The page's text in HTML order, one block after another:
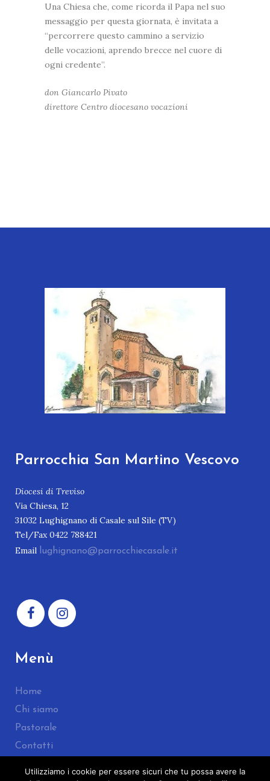
Una Chiesa che, come ricorda il Papa nel suo
messaggio per questa giornata, è invitata a
“percorrere questo cammino a servizio
delle vocazioni, aprendo brecce nel cuore di
ogni credente”.
don Giancarlo Pivato
direttore Centro diocesano vocazioni
Parrocchia San Martino Vescovo
Diocesi di Treviso
Via Chiesa, 12
31032 Lughignano di Casale sul Sile (TV)
Tel/Fax 0422 788421
Email lughignano@parrocchiecasale.it
Menù
Home
Chi siamo
Pastorale
Contatti
Utilizziamo i cookie per essere sicuri che tu possa avere la